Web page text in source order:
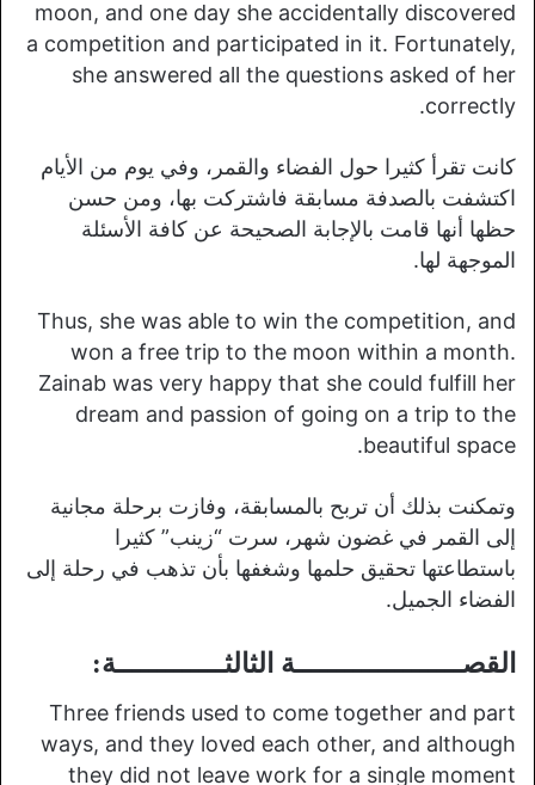
moon, and one day she accidentally discovered
a competition and participated in it. Fortunately,
she answered all the questions asked of her
correctly.
كانت تقرأ كثيرا حول الفضاء والقمر، وفي يوم من الأيام
اكتشفت بالصدفة مسابقة فاشتركت بها، ومن حسن
حظها أنها قامت بالإجابة الصحيحة عن كافة الأسئلة
الموجهة لها.
Thus, she was able to win the competition, and
won a free trip to the moon within a month.
Zainab was very happy that she could fulfill her
dream and passion of going on a trip to the
beautiful space.
وتمكنت بذلك أن تربح بالمسابقة، وفازت برحلة مجانية
إلى القمر في غضون شهر، سرت “زينب” كثيرا
باستطاعتها تحقيق حلمها وشغفها بأن تذهب في رحلة إلى
الفضاء الجميل.
القصــــــــــــــــــــة الثالثـــــــــــــة:
Three friends used to come together and part
ways, and they loved each other, and although
they did not leave work for a single moment